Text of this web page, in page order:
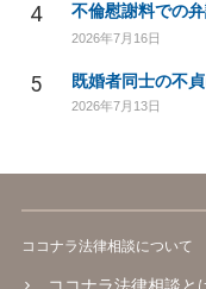
4
2026年7月16日
5 既婚者同士の不
2026年7月13日
ココナラ法律相談について